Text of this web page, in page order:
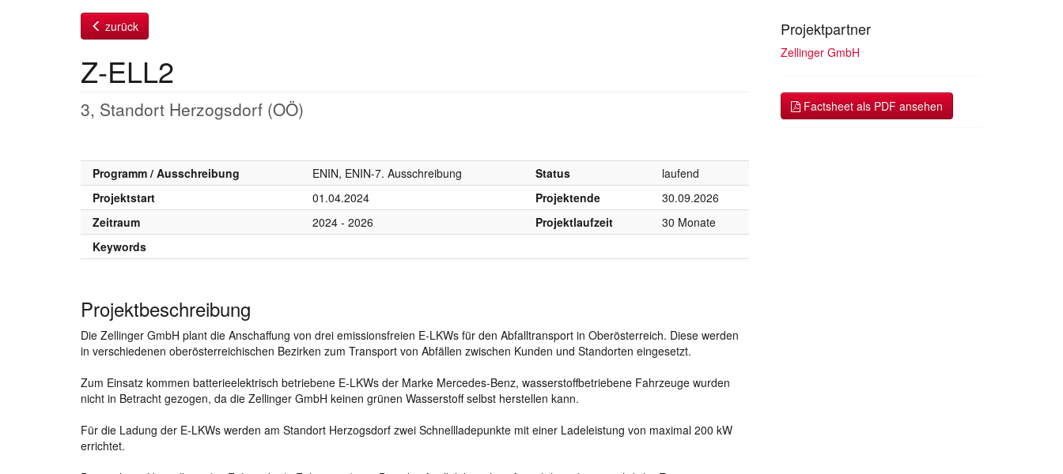
zurück
Z-ELL2
3, Standort Herzogsdorf (OÖ)
Programm / Ausschreibung ENIN, ENIN-7. Ausschreibung Status
laufend
Projektstart
01.04.2024 Projektende
30.09.2026
Zeitraum
2024 - 2026 Projektlaufzeit
30 Monate
Keywords
Projektbeschreibung
Die Zellinger GmbH plant die Anschaffung von drei emissionsfreien E-LKWs für den Abfalltransport in Oberösterreich. Diese werden
in verschiedenen oberösterreichischen Bezirken zum Transport von Abfällen zwischen Kunden und Standorten eingesetzt.
Zum Einsatz kommen batterieelektrisch betriebene E-LKWs der Marke Mercedes-Benz, wasserstoffbetriebene Fahrzeuge wurden
nicht in Betracht gezogen, da die Zellinger GmbH keinen grünen Wasserstoff selbst herstellen kann.
Für die Ladung der E-LKWs werden am Standort Herzogsdorf zwei Schnellladepunkte mit einer Ladeleistung von maximal 200 kW
errichtet.
Projektpartner
Zellinger GmbH
Factsheet als PDF ansehen